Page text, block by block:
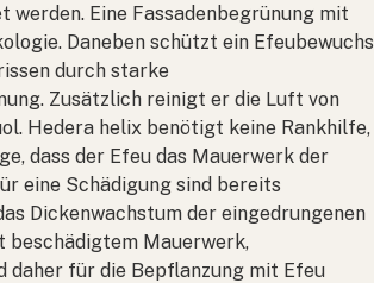
Eine Fassadenbegrünung mit
Daneben schützt ein Efeubewuchs
durch starke
Zusätzlich reinigt er die Luft von
Hedera helix benötigt keine Rankhilfe,
dass der Efeu das Mauerwerk der
eine Schädigung sind bereits
Dickenwachstum der eingedrungenen
beschädigtem Mauerwerk,
daher für die Bepflanzung mit Efeu